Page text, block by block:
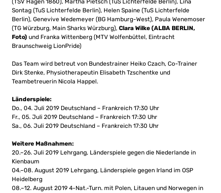
(TSV Hagen 1860), Martha Pietsch (TuS Lichterfelde Berlin), Lina
Sontag (TuS Lichterfelde Berlin), Helen Spaine (TuS Lichterfelde
Berlin), Genevive Wedemeyer (BG Hamburg-West), Paula Wenemoser
(TG Würzburg, Main Sharks Würzburg), Clara Wilke (ALBA BERLIN,
Foto) und Franka Wittenberg (MTV Wolfenbüttel, Eintracht
Braunschweig LionPride)
Das Team wird betreut von Bundestrainer Heiko Czach, Co-Trainer
Dirk Stenke, Physiotherapeutin Elisabeth Tzschentke und
Teambetreuerin Nicola Happel.
Länderspiele:
Do., 04. Juli 2019 Deutschland – Frankreich 17:30 Uhr
Fr., 05. Juli 2019 Deutschland – Frankreich 17:30 Uhr
Sa., 06. Juli 2019 Deutschland – Frankreich 17:30 Uhr
Weitere Maßnahmen:
20.–26. Juli 2019 Lehrgang, Länderspiele gegen die Niederlande in
Kienbaum
04.–08. August 2019 Lehrgang, Länderspiele gegen Irland im OSP
Heidelberg
08.–12. August 2019 4-Nat.-Turn. mit Polen, Litauen und Norwegen in